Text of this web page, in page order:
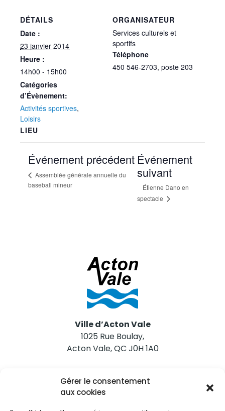
Gérer le consentement
aux cookies
DÉTAILS
Date :
23 janvier 2014
Heure :
14h00 - 15h00
Catégories
d’Évènement:
Activités sportives,
Loisirs
LIEU
ORGANISATEUR
Services culturels et
sportifs
Téléphone
450 546-2703, poste 203
Événement précédent
Assemblée générale annuelle du
baseball mineur
Événement
suivant
Étienne Dano en
spectacle
Ville d’Acton Vale
1025 Rue Boulay,
Acton Vale, QC J0H 1A0
Nous joindre
Tél. 450 546-2703